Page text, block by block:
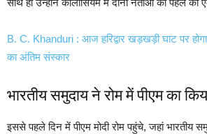
साथ ही उन्होंने कोलोसियम में दोनों नेताओं की पहले की
B. C. Khanduri : आज हरिद्वार खड़खड़ी घाट पर होगा
का अंतिम संस्कार
भारतीय समुदाय ने रोम में पीएम का
इससे पहले दिन में पीएम मोदी रोम पहुंचे, जहां भारतीय